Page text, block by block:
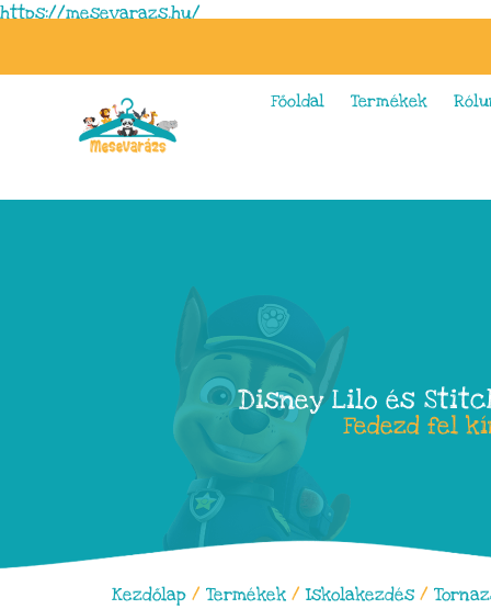
https://mesevarazs.hu/
Főoldal Termékek
Disney Lilo és
Fedezd fel
Kezdőlap / Termékek /Iskolakezdés /